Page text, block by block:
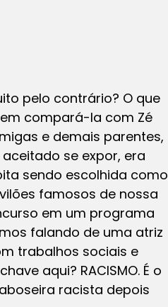
pelo contrário? O que
compará-la com Zé
e demais parentes,
se expor, era
sendo escolhida como
famosos de nossa
em um programa
falando de uma atriz
trabalhos sociais e
aqui? RACISMO. É o
racista depois